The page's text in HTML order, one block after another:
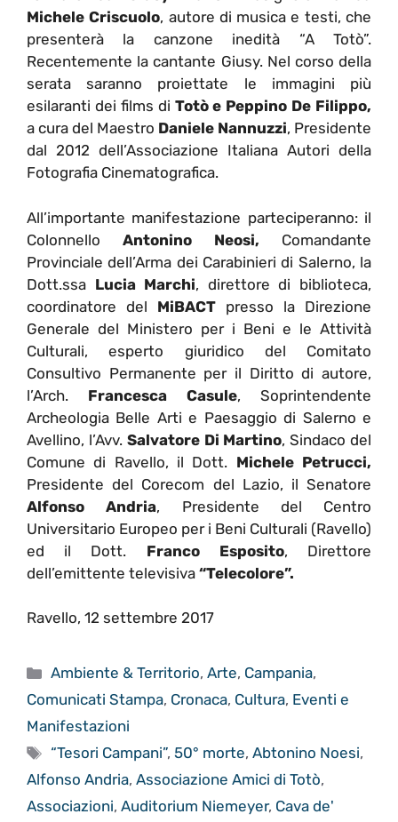
Michele Criscuolo, autore di musica e testi, che
presenterà la canzone inedità “A Totò”.
Recentemente la cantante Giusy. Nel corso della
serata saranno proiettate le immagini più
esilaranti dei films di Totò e Peppino De Filippo,
a cura del Maestro Daniele Nannuzzi, Presidente
dal 2012 dell’Associazione Italiana Autori della
Fotografia Cinematografica.
All’importante manifestazione parteciperanno: il
Colonnello Antonino Neosi, Comandante
Provinciale dell’Arma dei Carabinieri di Salerno, la
Dott.ssa Lucia Marchi, direttore di biblioteca,
coordinatore del MiBACT presso la Direzione
Generale del Ministero per i Beni e le Attività
Culturali, esperto giuridico del Comitato
Consultivo Permanente per il Diritto di autore,
l’Arch. Francesca Casule, Soprintendente
Archeologia Belle Arti e Paesaggio di Salerno e
Avellino, l’Avv. Salvatore Di Martino, Sindaco del
Comune di Ravello, il Dott. Michele Petrucci,
Presidente del Corecom del Lazio, il Senatore
Alfonso Andria, Presidente del Centro
Universitario Europeo per i Beni Culturali (Ravello)
ed il Dott. Franco Esposito, Direttore
dell’emittente televisiva “Telecolore”.
Ravello, 12 settembre 2017
Categorie
Ambiente & Territorio,Arte, Campania,
Comunicati Stampa, Cronaca, Cultura, Eventi e
Manifestazioni
Tag
“Tesori Campani”,50° morte,Abtonino Noesi,
Alfonso Andria, Associazione Amici di Totò,
Associazioni, Auditorium Niemeyer, Cava de'